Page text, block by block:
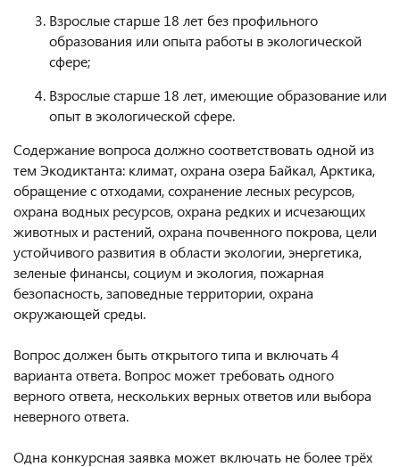
Взрослые старше 18 лет без профильного
образования или опыта работы в экологической
сфере;
Взрослые старше 18 лет, имеющие образование или
опыт в экологической сфере.
Содержание вопроса должно соответствовать одной из
тем Экодиктанта: климат, охрана озера Байкал, Арктика,
обращение с отходами, сохранение лесных ресурсов,
охрана водных ресурсов, охрана редких и исчезающих
животных и растений, охрана почвенного покрова, цели
устойчивого развития в области экологии, энергетика,
зеленые финансы, социум и экология, пожарная
безопасность, заповедные территории, охрана
окружающей среды.
Вопрос должен быть открытого типа и включать 4
варианта ответа. Вопрос может требовать одного
верного ответа, нескольких верных ответов или выбора
неверного ответа.
Одна конкурсная заявка может включать не более трёх